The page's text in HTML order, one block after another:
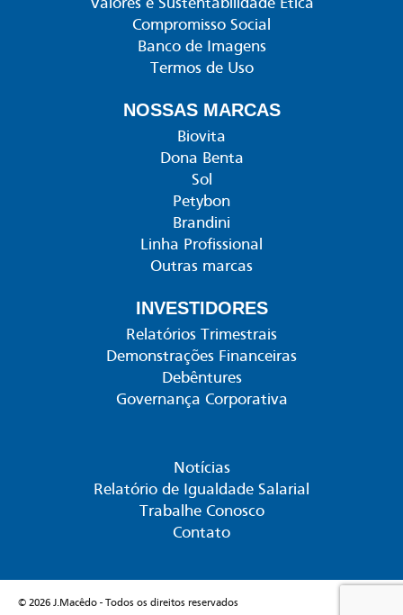
Compromisso Social
Banco de Imagens
Termos de Uso
NOSSAS MARCAS
Biovita
Dona Benta
Sol
Petybon
Brandini
Linha Profissional
Outras marcas
INVESTIDORES
Relatórios Trimestrais
Demonstrações Financeiras
Debêntures
Governança Corporativa
Notícias
Relatório de Igualdade Salarial
Trabalhe Conosco
Contato
© 2026 J.Macêdo - Todos os direitos reservados